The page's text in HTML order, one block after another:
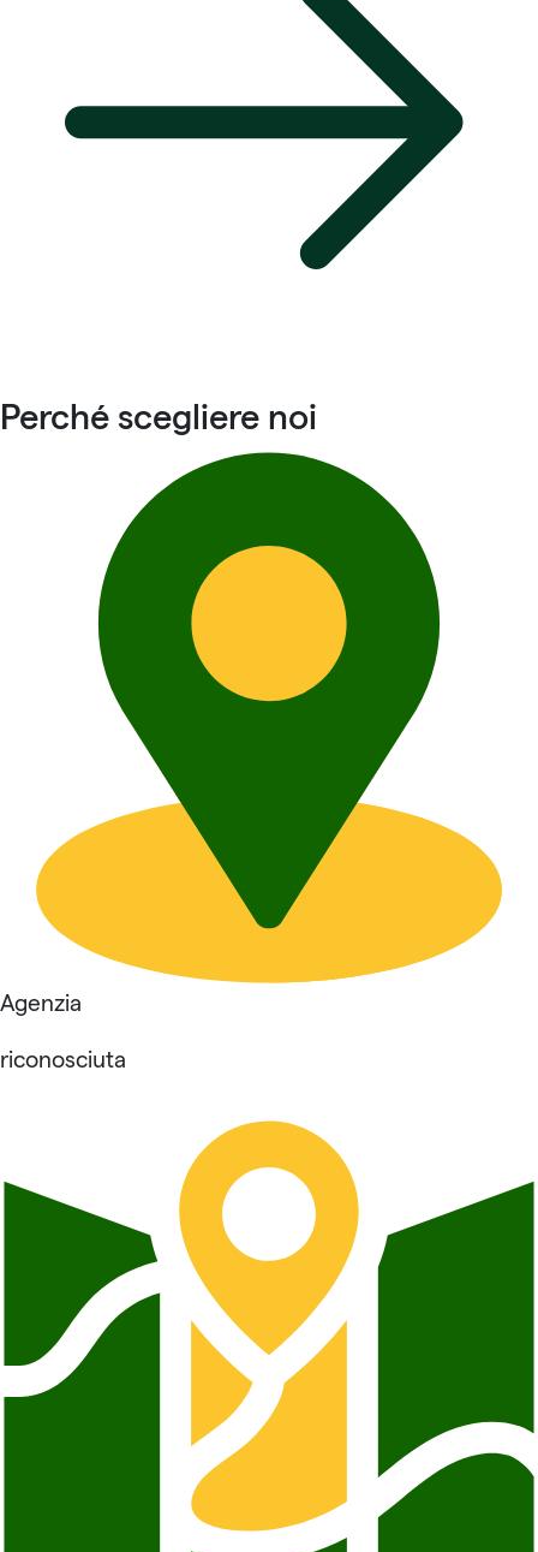
Perché scegliere noi
Agenzia
riconosciuta